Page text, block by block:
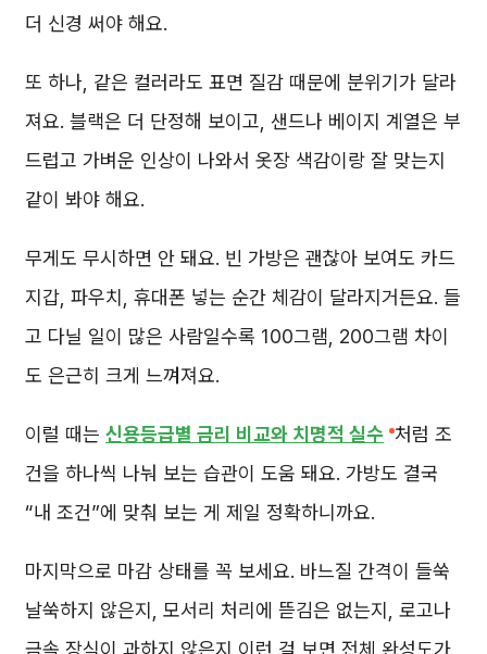
더 신경 써야 해요.
또 하나, 같은 컬러라도 표면 질감 때문에 분위기가 달라
져요. 블랙은 더 단정해 보이고, 샌드나 베이지 계열은 부
드럽고 가벼운 인상이 나와서 옷장 색감이랑 잘 맞는지
같이 봐야 해요.
무게도 무시하면 안 돼요. 빈 가방은 괜찮아 보여도 카드
지갑, 파우치, 휴대폰 넣는 순간 체감이 달라지거든요. 들
고 다닐 일이 많은 사람일수록 100그램, 200그램 차이
도 은근히 크게 느껴져요.
이럴 때는 신용등급별 금리 비교와 치명적 실수 처럼 조
건을 하나씩 나눠 보는 습관이 도움 돼요. 가방도 결국
“내 조건”에 맞춰 보는 게 제일 정확하니까요.
마지막으로 마감 상태를 꼭 보세요. 바느질 간격이 들쑥
날쑥하지 않은지, 모서리 처리에 뜯김은 없는지, 로고나
금속 장식이 과하지 않은지 이런 걸 보면 전체 완성도가